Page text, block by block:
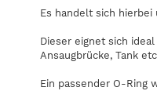
Es handelt sich
Dieser eignet sich
Ansaugbrücke, Tank
Ein passender O-Ring